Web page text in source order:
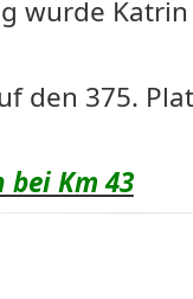
wurde
den 375.
Km 43